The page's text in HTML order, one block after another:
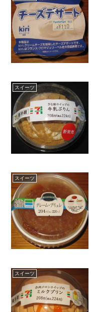
スイーツ
スイーツ
スイーツ